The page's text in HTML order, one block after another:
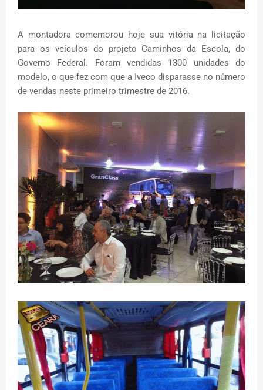
A montadora comemorou hoje sua vitória na licitação
para os veículos do projeto Caminhos da Escola, do
Governo Federal. Foram vendidas 1300 unidades do
modelo, o que fez com que a Iveco disparasse no número
de vendas neste primeiro trimestre de 2016.